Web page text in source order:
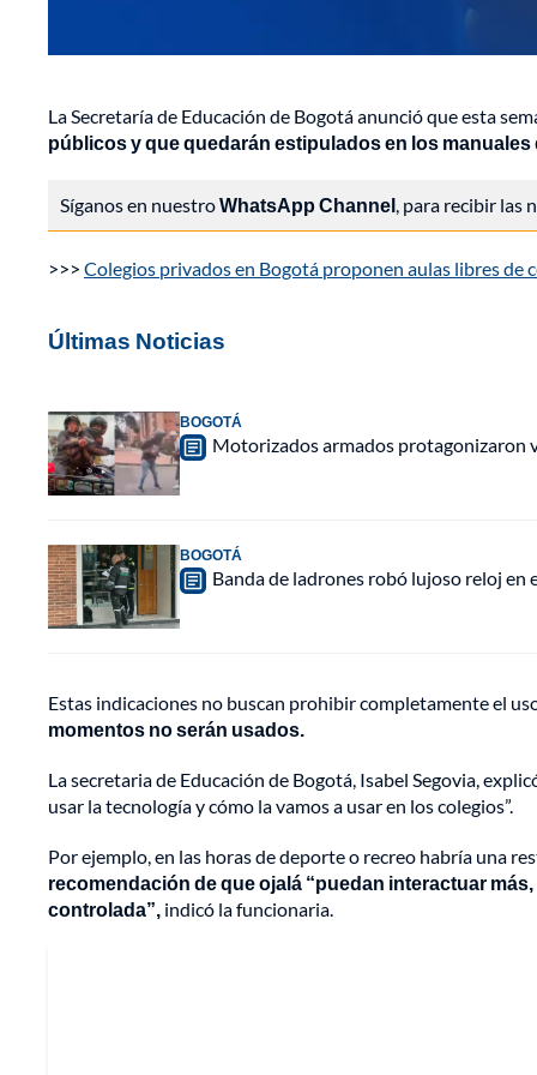
La Secretaría de Educación de Bogotá anunció que esta
públicos y que quedarán estipulados en los
Síganos en nuestroWhatsApp Channel, para recibir las
>>> Colegios privados en Bogotá proponen aulas libres de
Últimas Noticias
BOGOTÁ
Motorizados armados protagonizaron
BOGOTÁ
Banda de ladrones robó lujoso reloj en
Estas indicaciones no buscan prohibir completamente el
momentos no serán usados.
La secretaria de Educación de Bogotá, Isabel Segovia,
usar la tecnología y cómo la vamos a usar en los colegios”.
Por ejemplo, en las horas de deporte o recreo habría una
recomendación de que ojalá “puedan interactuar
controlada”, indicó la funcionaria.